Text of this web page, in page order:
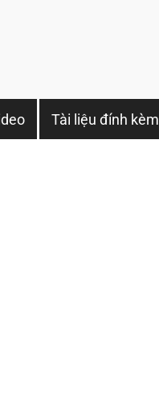
Tài liệu đính kèm